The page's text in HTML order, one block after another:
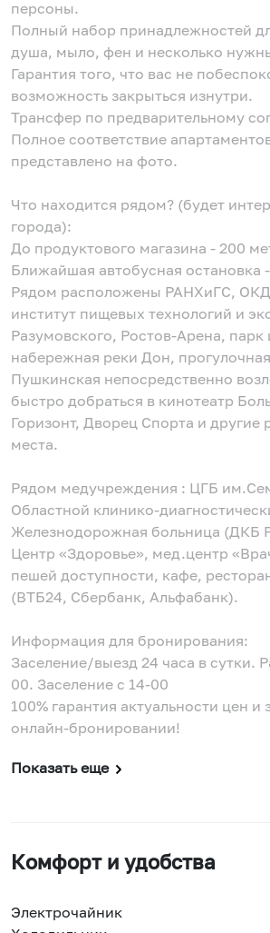
персоны.
Полный набор принадлежностей
душа, мыло, фен и несколько
Гарантия того, что вас не
возможность закрыться изнутри.
Трансфер по предварительному
Полное соответствие
представлено на фото.
Что находится рядом? (будет
города):
До продуктового магазина - 200
Ближайшая автобусная остановка
Рядом расположены РАНХиГС,
институт пищевых технологий и
Разумовского, Ростов-Арена, парк
набережная реки Дон,
Пушкинская непосредственно
быстро добраться в кинотеатр
Горизонт, Дворец Спорта и другие
места.
Рядом медучреждения : ЦГБ
Областной клинико-
Железнодорожная больница (ДКБ
Центр «Здоровье», мед.центр
пешей доступности, кафе,
(ВТБ24, Сбербанк, Альфабанк).
Информация для бронирования:
Заселение/выезд 24 часа в сутки.
00. Заселение с 14-00
100% гарантия актуальности цен и
онлайн-бронировании!
Показать еще
Комфорт и удобства
Электрочайник